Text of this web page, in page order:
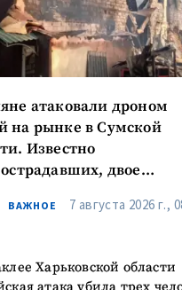
атаковали дроном
на рынке в Сумской
Известно
двое
ВАЖНОЕ 7 августа 2026 г.,
Харьковской области
атака убила трех